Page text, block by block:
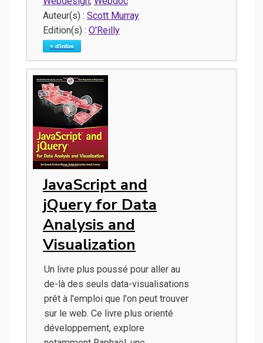
Auteur(s) : Scott Murray
Edition(s) : O'Reilly
+ d'infos
JavaScript and
jQuery for Data
Analysis and
Visualization
Un livre plus poussé pour aller au
de-là des seuls data-visualisations
prêt à l'emploi que l'on peut trouver
sur le web. Ce livre plus orienté
développement, explore